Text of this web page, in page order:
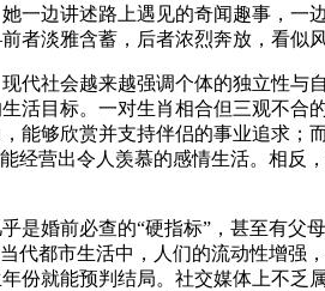
边讲述路上遇见的奇闻趣事，一
淡雅含蓄，后者浓烈奔放，看似
社会越来越强调个体的独立性与
活目标。一对生肖相合但三观不合
能够欣赏并支持伴侣的事业追求；
经营出令人羡慕的感情生活。相反
婚前必查的“硬指标”，甚至有父
代都市生活中，人们的流动性增强
份就能预判结局。社交媒体上不乏